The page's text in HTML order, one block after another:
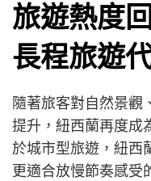
旅遊熱度
長程旅遊
隨著旅客對自然景觀
提升，紐西蘭再度成
於城市型旅遊，紐西
更適合放慢節奏感受